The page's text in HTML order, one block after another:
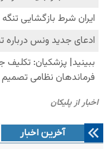
آخرین اخبار